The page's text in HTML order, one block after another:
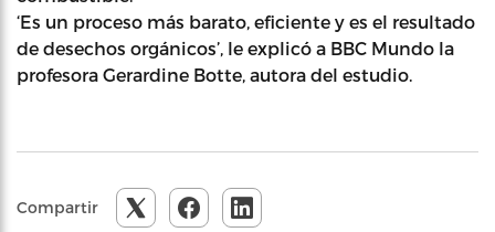
‘Es un proceso más barato, eficiente y es el resultado
de desechos orgánicos’, le explicó a BBC Mundo la
profesora Gerardine Botte, autora del estudio.
Compartir